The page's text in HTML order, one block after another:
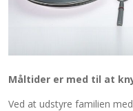
Måltider er med til at
Ved at udstyre familien